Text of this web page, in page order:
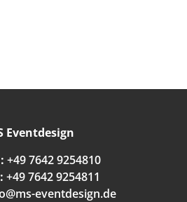
Eventdesign
+49 7642 9254810
+49 7642 9254811
eventdesign.de